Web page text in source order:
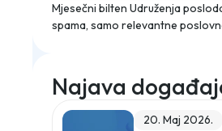
Mjesečni bilten Udruženja
spama, samo relevantne
Najava
20. Maj 2026.